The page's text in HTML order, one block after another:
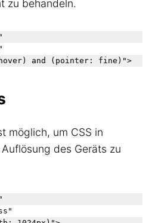
zu behandeln.
möglich, um CSS in
des Geräts zu